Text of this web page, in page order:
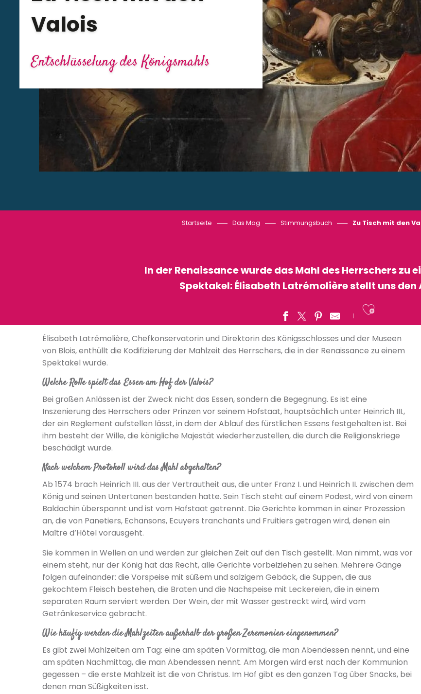
Valois
Entschlüsselung des Königsmahls
Startseite Das Mag Stimmungsbuch Zu Tisch mit den
In der Renaissance wurde das Mahl des Herrschers zu
Spektakel: Élisabeth Latrémolière stellt uns den
Élisabeth Latrémolière, Chefkonservatorin und Direktorin des Königsschlosses und der Museen
von Blois, enthüllt die Kodifizierung der Mahlzeit des Herrschers, die in der Renaissance zu einem
Spektakel wurde.
Welche Rolle spielt das Essen am Hof der Valois?
Bei großen Anlässen ist der Zweck nicht das Essen, sondern die Begegnung. Es ist eine
Inszenierung des Herrschers oder Prinzen vor seinem Hofstaat, hauptsächlich unter Heinrich III.,
der ein Reglement aufstellen lässt, in dem der Ablauf des fürstlichen Essens festgehalten ist. Bei
ihm besteht der Wille, die königliche Majestät wiederherzustellen, die durch die Religionskriege
beschädigt wurde.
Nach welchem Protokoll wird das Mahl abgehalten?
Ab 1574 brach Heinrich III. aus der Vertrautheit aus, die unter Franz I. und Heinrich II. zwischen dem
König und seinen Untertanen bestanden hatte. Sein Tisch steht auf einem Podest, wird von einem
Baldachin überspannt und ist vom Hofstaat getrennt. Die Gerichte kommen in einer Prozession
an, die von Panetiers, Echansons, Ecuyers tranchants und Fruitiers getragen wird, denen ein
Maître d’Hôtel vorausgeht.
Sie kommen in Wellen an und werden zur gleichen Zeit auf den Tisch gestellt. Man nimmt, was vor
einem steht, nur der König hat das Recht, alle Gerichte vorbeiziehen zu sehen. Mehrere Gänge
folgen aufeinander: die Vorspeise mit süßem und salzigem Gebäck, die Suppen, die aus
gekochtem Fleisch bestehen, die Braten und die Nachspeise mit Leckereien, die in einem
separaten Raum serviert werden. Der Wein, der mit Wasser gestreckt wird, wird vom
Getränkeservice gebracht.
Wie häufig werden die Mahlzeiten außerhalb der großen Zeremonien eingenommen?
Es gibt zwei Mahlzeiten am Tag: eine am späten Vormittag, die man Abendessen nennt, und eine
am späten Nachmittag, die man Abendessen nennt. Am Morgen wird erst nach der Kommunion
gegessen – die erste Mahlzeit ist die von Christus. Im Hof gibt es den ganzen Tag über Snacks, bei
denen man Süßigkeiten isst.